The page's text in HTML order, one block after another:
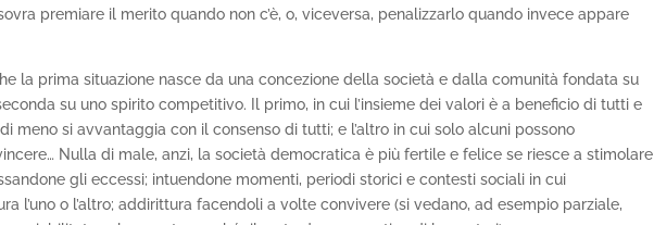
premiare il merito quando non c’è, o, viceversa, penalizzarlo quando invece appare
la prima situazione nasce da una concezione della società e dalla comunità fondata su
su uno spirito competitivo. Il primo, in cui l’insieme dei valori è a beneficio di tutti e
meno si avvantaggia con il consenso di tutti; e l’altro in cui solo alcuni possono
Nulla di male, anzi, la società democratica è più fertile e felice se riesce a stimolare
gli eccessi; intuendone momenti, periodi storici e contesti sociali in cui
l’uno o l’altro; addirittura facendoli a volte convivere (si vedano, ad esempio parziale,